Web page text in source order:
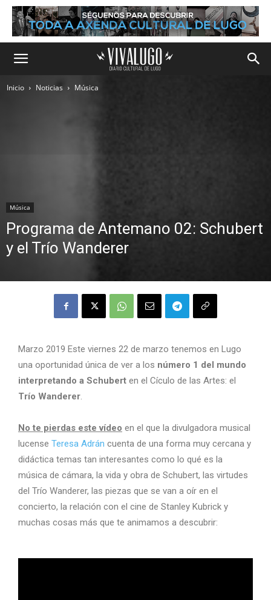
Inicio Noticias Música
Música
Programa de Antemano 02: Schubert
y el Trío Wanderer
Marzo 2019 Este viernes 22 de marzo tenemos en Lugo
una oportunidad única de ver a los número 1 del mundo
interpretando a Schubert en el Cículo de las Artes: el
Trío Wanderer.
No te pierdas este vídeo en el que la divulgadora musical
lucense Teresa Adrán cuenta de una forma muy cercana y
didáctica temas tan interesantes como lo qué es la
música de cámara, la vida y obra de Schubert, las virtudes
del Trío Wanderer, las piezas que se van a oír en el
concierto, la relación con el cine de Stanley Kubrick y
muchas cosas más que te animamos a descubrir: